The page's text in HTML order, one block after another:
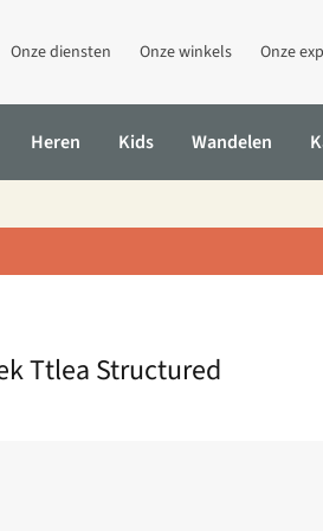
Onze diensten Onze winkels Onze
Heren Kids Wandelen
Ttlea Structured